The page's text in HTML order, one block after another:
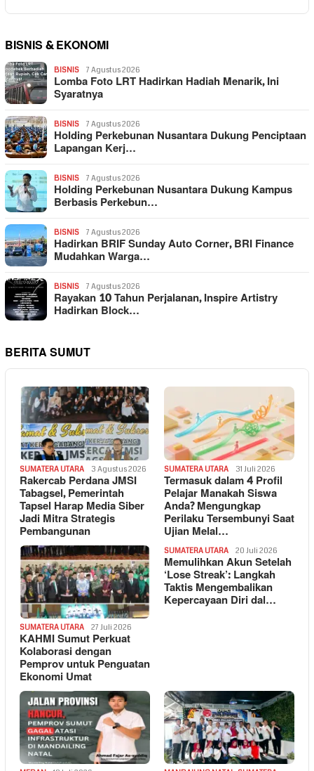
BISNIS & EKONOMI
BISNIS 7 Agustus 2026
Lomba Foto LRT Hadirkan Hadiah Menarik, Ini
Syaratnya
BISNIS 7 Agustus 2026
Holding Perkebunan Nusantara Dukung Penciptaan
Lapangan Kerj…
BISNIS 7 Agustus 2026
Holding Perkebunan Nusantara Dukung Kampus
Berbasis Perkebun…
BISNIS 7 Agustus 2026
Hadirkan BRIF Sunday Auto Corner, BRI Finance
Mudahkan Warga…
BISNIS 7 Agustus 2026
Rayakan 10 Tahun Perjalanan, Inspire Artistry
Hadirkan Block…
BERITA SUMUT
SUMATERA UTARA 3 Agustus 2026
Rakercab Perdana JMSI
Tabagsel, Pemerintah
Tapsel Harap Media Siber
Jadi Mitra Strategis
Pembangunan
SUMATERA UTARA 31 Juli 2026
Termasuk dalam 4 Profil
Pelajar Manakah Siswa
Anda? Mengungkap
Perilaku Tersembunyi Saat
Ujian Melal…
SUMATERA UTARA 27 Juli 2026
KAHMI Sumut Perkuat
Kolaborasi dengan
Pemprov untuk Penguatan
Ekonomi Umat
SUMATERA UTARA 20 Juli 2026
Memulihkan Akun Setelah
‘Lose Streak’: Langkah
Taktis Mengembalikan
Kepercayaan Diri dal…